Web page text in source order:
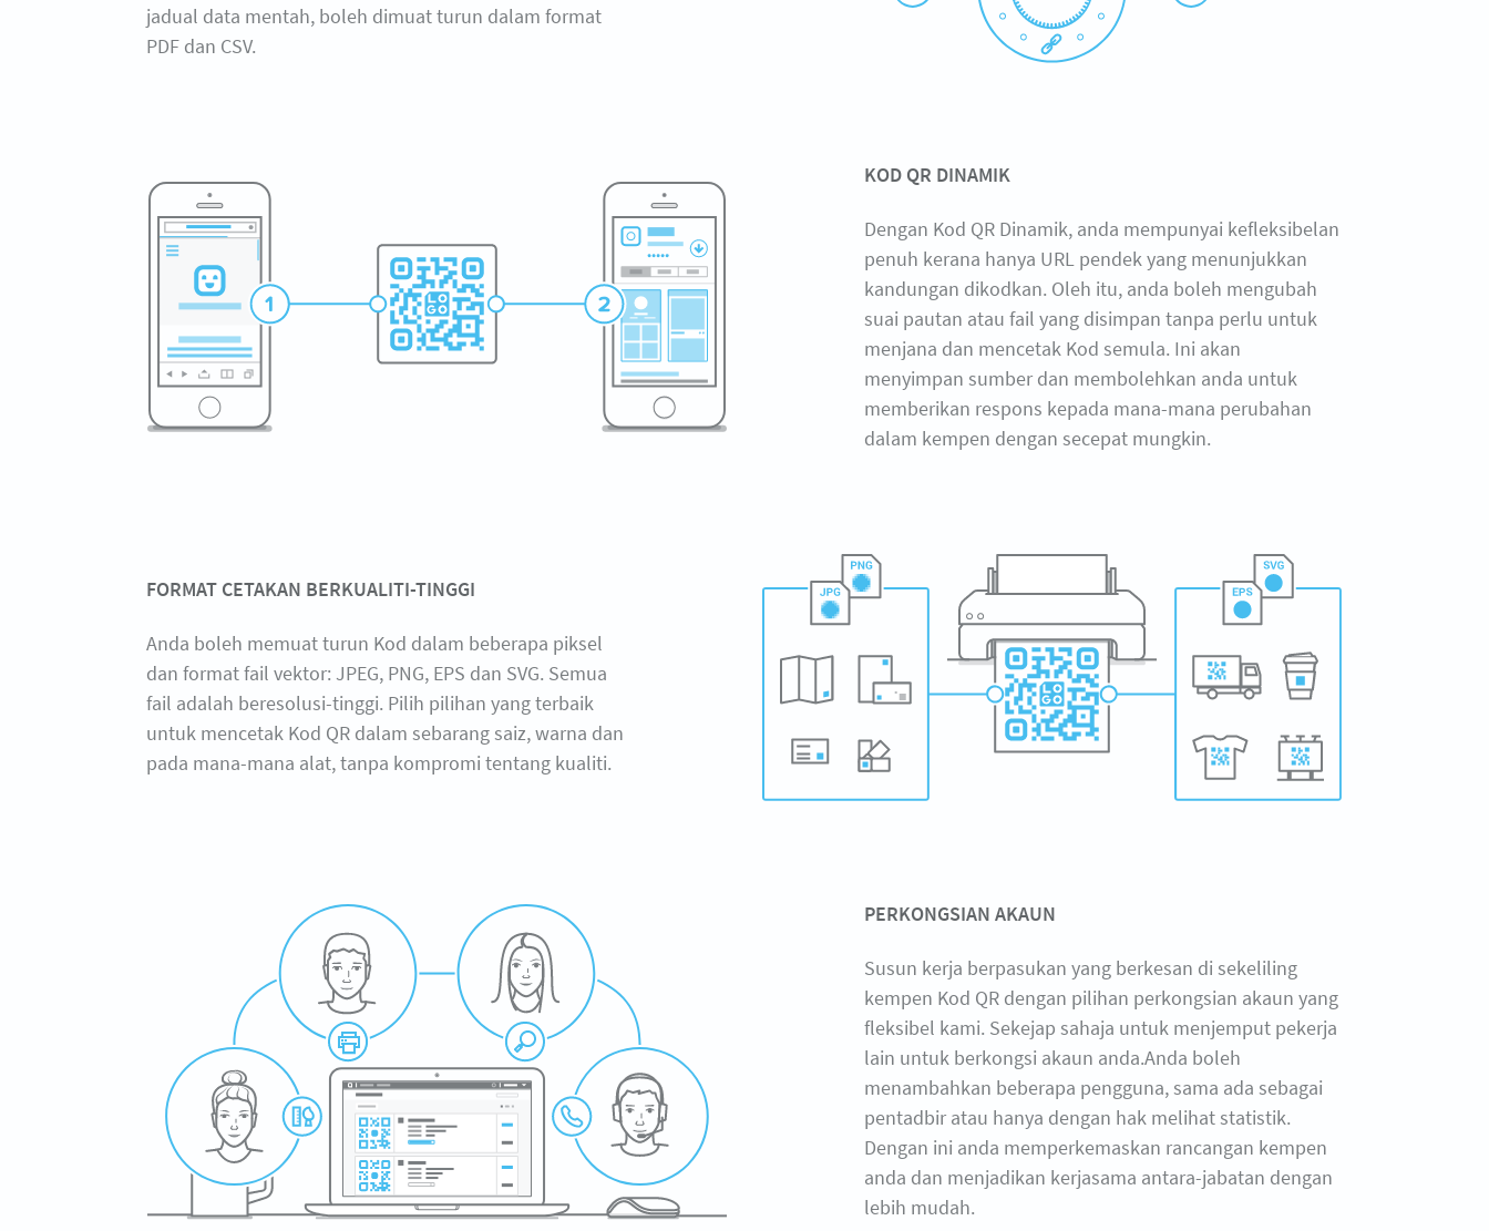
jadual data mentah, boleh dimuat turun dalam format
PDF dan CSV.
KOD QR DINAMIK
Dengan Kod QR Dinamik, anda mempunyai kefleksibelan
penuh kerana hanya URL pendek yang menunjukkan
kandungan dikodkan. Oleh itu, anda boleh mengubah
suai pautan atau fail yang disimpan tanpa perlu untuk
menjana dan mencetak Kod semula. Ini akan
menyimpan sumber dan membolehkan anda untuk
memberikan respons kepada mana-mana perubahan
dalam kempen dengan secepat mungkin.
FORMAT CETAKAN BERKUALITI-TINGGI
Anda boleh memuat turun Kod dalam beberapa piksel
dan format fail vektor: JPEG, PNG, EPS dan SVG. Semua
fail adalah beresolusi-tinggi. Pilih pilihan yang terbaik
untuk mencetak Kod QR dalam sebarang saiz, warna dan
pada mana-mana alat, tanpa kompromi tentang kualiti.
PERKONGSIAN AKAUN
Susun kerja berpasukan yang berkesan di sekeliling
kempen Kod QR dengan pilihan perkongsian akaun yang
fleksibel kami. Sekejap sahaja untuk menjemput pekerja
lain untuk berkongsi akaun anda.Anda boleh
menambahkan beberapa pengguna, sama ada sebagai
pentadbir atau hanya dengan hak melihat statistik.
Dengan ini anda memperkemaskan rancangan kempen
anda dan menjadikan kerjasama antara-jabatan dengan
lebih mudah.